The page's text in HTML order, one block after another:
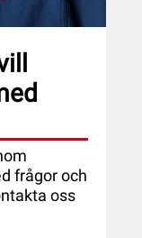
frågor och
oss